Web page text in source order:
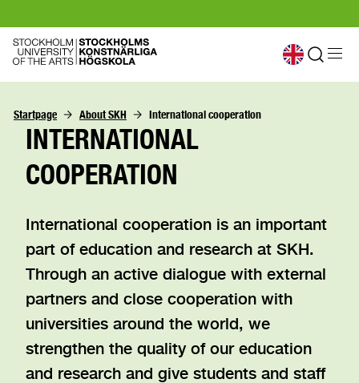
Startpage About SKH International cooperation
INTERNATIONAL
COOPERATION
International cooperation is an important
part of education and research at SKH.
Through an active dialogue with external
partners and close cooperation with
universities around the world, we
strengthen the quality of our education
and research and give students and staff